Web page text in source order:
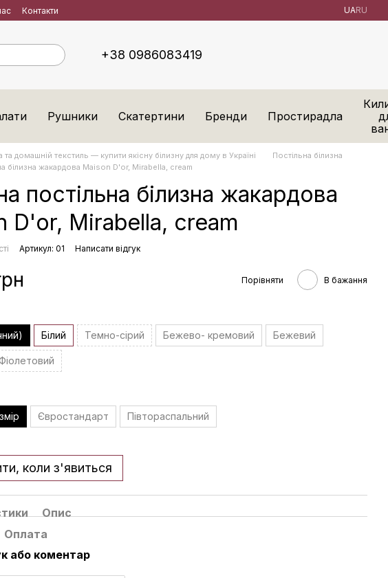
Контакти UARU
+38 0986083419
Рушники Скатертини Бренди Простирадла
та домашній текстиль — купити якісну білизну для дому в Україні
Постільна білизна
білизна жакардова Maison D'or, Mirabella, cream
постільна білизна жакардова
D'or, Mirabella, cream
Артикул: 01 Написати відгук
Порівняти В бажання
Білий Темно-сірий Бежево- кремовий Бежевий
Євростандарт Півтораспальний
коли з'явиться
Опис
Оплата
або коментар